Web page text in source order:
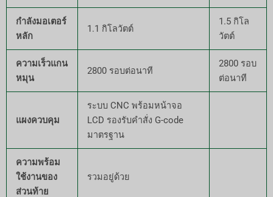
กำลังมอเตอร์
หลัก
1.1 กิโลวัตต์
1.5 กิโล
วัตต์
ความเร็วแกน
หมุน
2800 รอบต่อนาที
2800 รอบ
ต่อนาที
แผงควบคุม
ระบบ CNC พร้อมหน้าจอ
LCD รองรับคำสั่ง G-code
มาตรฐาน
ความพร้อม
ใช้งานของ
ส่วนท้าย
รวมอยู่ด้วย